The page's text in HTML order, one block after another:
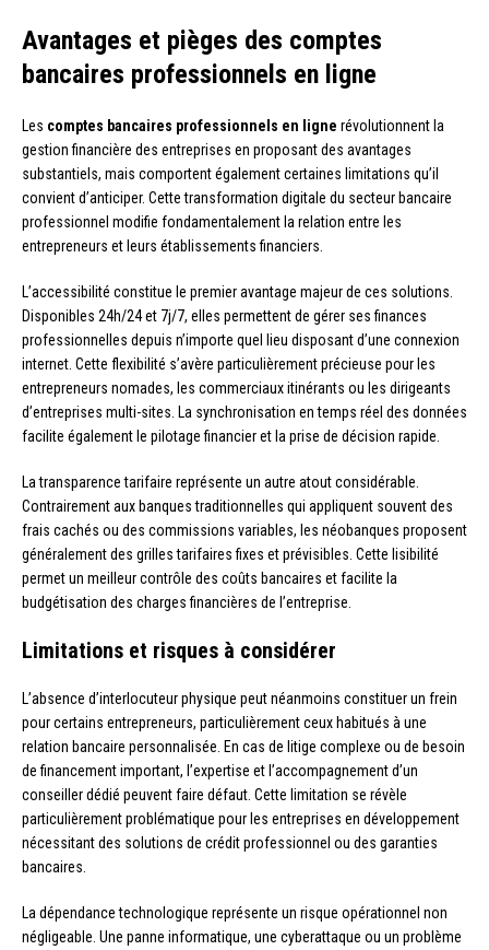
Avantages et pièges des comptes
bancaires professionnels en ligne
Les comptes bancaires professionnels en ligne révolutionnent la
gestion financière des entreprises en proposant des avantages
substantiels, mais comportent également certaines limitations qu’il
convient d’anticiper. Cette transformation digitale du secteur bancaire
professionnel modifie fondamentalement la relation entre les
entrepreneurs et leurs établissements financiers.
L’accessibilité constitue le premier avantage majeur de ces solutions.
Disponibles 24h/24 et 7j/7, elles permettent de gérer ses finances
professionnelles depuis n’importe quel lieu disposant d’une connexion
internet. Cette flexibilité s’avère particulièrement précieuse pour les
entrepreneurs nomades, les commerciaux itinérants ou les dirigeants
d’entreprises multi-sites. La synchronisation en temps réel des données
facilite également le pilotage financier et la prise de décision rapide.
La transparence tarifaire représente un autre atout considérable.
Contrairement aux banques traditionnelles qui appliquent souvent des
frais cachés ou des commissions variables, les néobanques proposent
généralement des grilles tarifaires fixes et prévisibles. Cette lisibilité
permet un meilleur contrôle des coûts bancaires et facilite la
budgétisation des charges financières de l’entreprise.
Limitations et risques à considérer
L’absence d’interlocuteur physique peut néanmoins constituer un frein
pour certains entrepreneurs, particulièrement ceux habitués à une
relation bancaire personnalisée. En cas de litige complexe ou de besoin
de financement important, l’expertise et l’accompagnement d’un
conseiller dédié peuvent faire défaut. Cette limitation se révèle
particulièrement problématique pour les entreprises en développement
nécessitant des solutions de crédit professionnel ou des garanties
bancaires.
La dépendance technologique représente un risque opérationnel non
négligeable. Une panne informatique, une cyberattaque ou un problème